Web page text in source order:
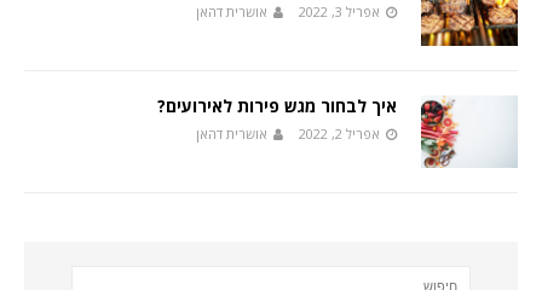
אפריל 3, 2022 אושרית דהאן
איך לבחור מגש פירות לאירועים?
אפריל 2, 2022 אושרית דהאן